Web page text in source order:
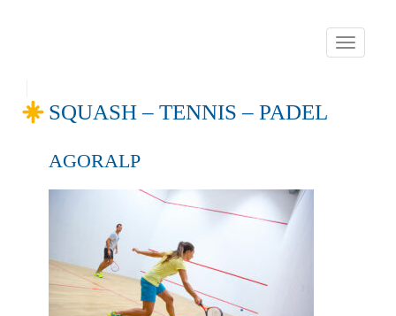
Toggle
SQUASH – TENNIS – PADEL
AGORALP